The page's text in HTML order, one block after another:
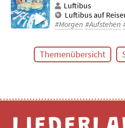
Luftibus
Luftibus auf
#Morgen #Aufstehen
Themenübersicht